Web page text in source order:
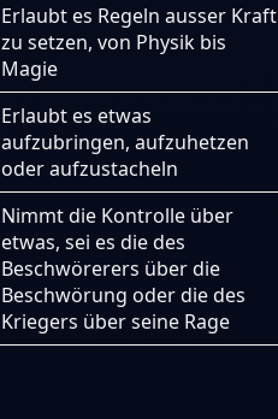
Erlaubt es Regeln ausser Kraft
zu setzen, von Physik bis
Magie
Erlaubt es etwas
aufzubringen, aufzuhetzen
oder aufzustacheln
Nimmt die Kontrolle über
etwas, sei es die des
Beschwörerers über die
Beschwörung oder die des
Kriegers über seine Rage